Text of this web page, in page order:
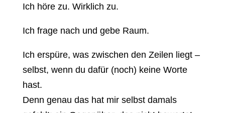
Ich höre zu. Wirklich zu.
Ich frage nach und gebe Raum.
Ich erspüre, was zwischen den Zeilen liegt –
selbst, wenn du dafür (noch) keine Worte
hast.
Denn genau das hat mir selbst damals